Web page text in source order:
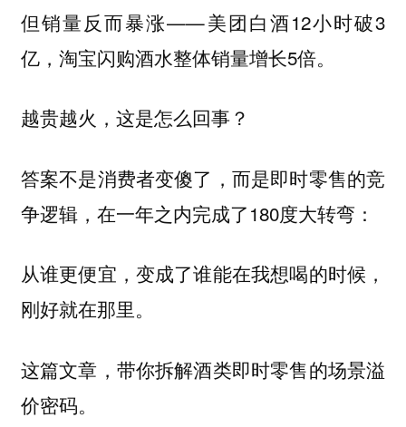
但销量反而暴涨——美团白酒12小时破3
亿，淘宝闪购酒水整体销量增长5倍。
越贵越火，这是怎么回事？
答案不是消费者变傻了，而是即时零售的竞
争逻辑，在一年之内完成了180度大转弯：
从谁更便宜，变成了谁能在我想喝的时候，
刚好就在那里。
这篇文章，带你拆解酒类即时零售的场景溢
价密码。